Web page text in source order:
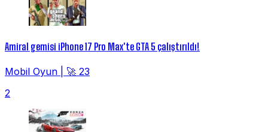
Amiral gemisi iPhone 17 Pro Max'te GTA 5 çalıştırıldı!
Mobil Oyun
🚀 23
2